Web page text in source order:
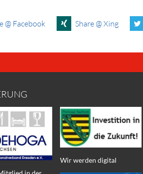
@ Facebook Share @ Xing
Wir werden digital